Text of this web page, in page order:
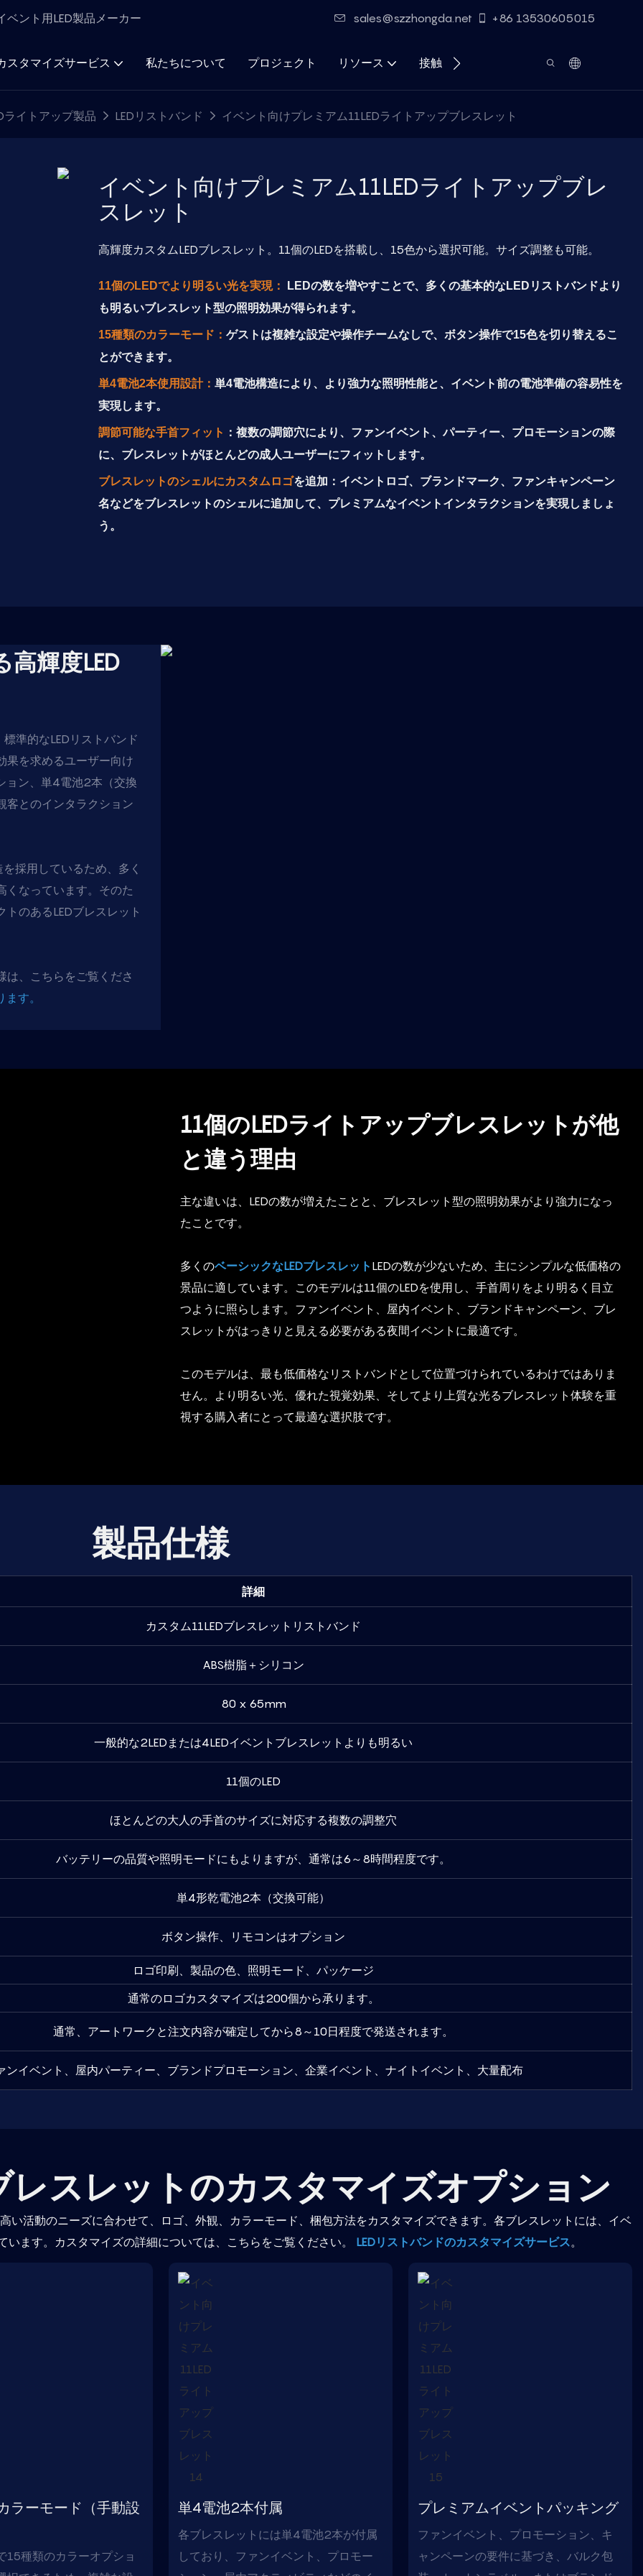
ント用LED製品メーカー sales@szzhongda.net +86 13530605015
スタマイズサービス 私たちについて プロジェクト リソース 接触
ライトアップ製品 LEDリストバンド イベント向けプレミアム11LEDライトアップブレスレット
イベント向けプレミアム11LEDライトアップブレ
スレット
高輝度カスタムLEDブレスレット。11個のLEDを搭載し、15色から選択可能。サイズ調整も可能。
11個のLEDでより明るい光を実現：
LEDの数を増やすことで、多くの基本的なLEDリストバンドより
も明るいブレスレット型の照明効果が得られます。
15種類のカラーモード： ゲストは複雑な設定や操作チームなしで、ボタン操作で15色を切り替えるこ
とができます。
単4電池2本使用設計： 単4電池構造により、より強力な照明性能と、イベント前の電池準備の容易性を
実現します。
調節可能な手首フィット ： 複数の調節穴により、ファンイベント、パーティー、プロモーションの際
に、ブレスレットがほとんどの成人ユーザーにフィットします。
ブレスレットのシェルにカスタムロゴを追加：イベントロゴ、ブランドマーク、ファンキャンペーン
名などをブレスレットのシェルに追加して、プレミアムなイベントインタラクションを実現しましょ
う。
輝度LED
準的なLEDリストバンド
果を求めるユーザー向け
ョン、単4電池2本（交換
客とのインタラクション
採用しているため、多く
くなっています。そのた
のあるLEDブレスレット
は、こちらをご覧くださ
す。
11個のLEDライトアップブレスレットが他
と違う理由
主な違いは、LEDの数が増えたことと、ブレスレット型の照明効果がより強力になっ
たことです。
多くのベーシックなLEDブレスレット LEDの数が少ないため、主にシンプルな低価格の
景品に適しています。このモデルは11個のLEDを使用し、手首周りをより明るく目立
つように照らします。ファンイベント、屋内イベント、ブランドキャンペーン、ブレ
スレットがはっきりと見える必要がある夜間イベントに最適です。
このモデルは、最も低価格なリストバンドとして位置づけられているわけではありま
せん。より明るい光、優れた視覚効果、そしてより上質な光るブレスレット体験を重
視する購入者にとって最適な選択肢です。
製品仕様
詳細
カスタム11LEDブレスレットリストバンド
ABS樹脂＋シリコン
80 x 65mm
一般的な2LEDまたは4LEDイベントブレスレットよりも明るい
11個のLED
ほとんどの大人の手首のサイズに対応する複数の調整穴
バッテリーの品質や照明モードにもよりますが、通常は6～8時間程度です。
単4形乾電池2本（交換可能）
ボタン操作、リモコンはオプション
ロゴ印刷、製品の色、照明モード、パッケージ
通常のロゴカスタマイズは200個から承ります。
通常、アートワークと注文内容が確定してから8～10日程度で発送されます。
ンイベント、屋内パーティー、ブランドプロモーション、企業イベント、ナイトイベント、大量配布
レスレットのカスタマイズオプション
い活動のニーズに合わせて、ロゴ、外観、カラーモード、梱包方法をカスタマイズできます。各ブレスレットには、イベ
ます。カスタマイズの詳細については、こちらをご覧ください。 LEDリストバンドのカスタマイズサービス。
ラーモード（手動設
15種類のカラーオプショ
単4電池2本付属
各ブレスレットには単4電池2本が付属
しており、ファンイベント、プロモー
プレミアムイベントパッキング
ファンイベント、プロモーション、キ
ャンペーンの要件に基づき、バルク包